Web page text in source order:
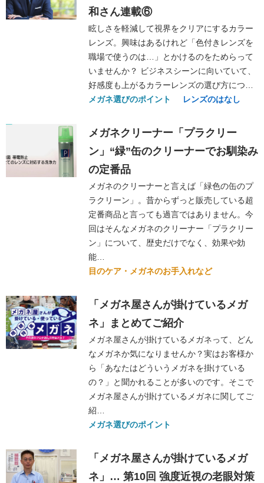
和さん連載⑥
眩しさを軽減して視界をクリアにするカラー
レンズ。興味はあるけれど「色付きレンズを
職場で使うのは…」とかけるのをためらって
いませんか？ ビジネスシーンに向いていて、
好感度も上がるカラーレンズの選び方につ…
メガネ選びのポイント
レンズのはなし
メガネクリーナー「プラクリー
ン」“緑”缶のクリーナーでお馴染み
の定番品
メガネのクリーナーと言えば「緑色の缶のプ
ラクリーン」。昔からずっと販売している超
定番商品と言っても過言ではありません。今
回はそんなメガネのクリーナー「プラクリー
ン」について、歴史だけでなく、効果や効
能…
目のケア・メガネのお手入れなど
「メガネ屋さんが掛けているメガ
ネ」まとめてご紹介
メガネ屋さんが掛けているメガネって、どん
なメガネか気になりませんか？実はお客様か
ら「あなたはどういうメガネを掛けている
の？」と聞かれることが多いのです。そこで
メガネ屋さんが掛けているメガネに関してご
紹…
メガネ選びのポイント
「メガネ屋さんが掛けているメガ
ネ」… 第10回 強度近視の老眼対策